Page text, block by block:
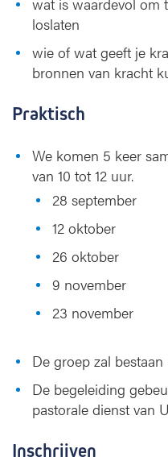
loslaten
wie of wat geeft je
bronnen van kracht
Praktisch
We komen 5 keer
van 10 tot 12 uur.
28 september
12 oktober
26 oktober
9 november
23 november
De groep zal
De begeleiding
pastorale dienst van
Inschrijven